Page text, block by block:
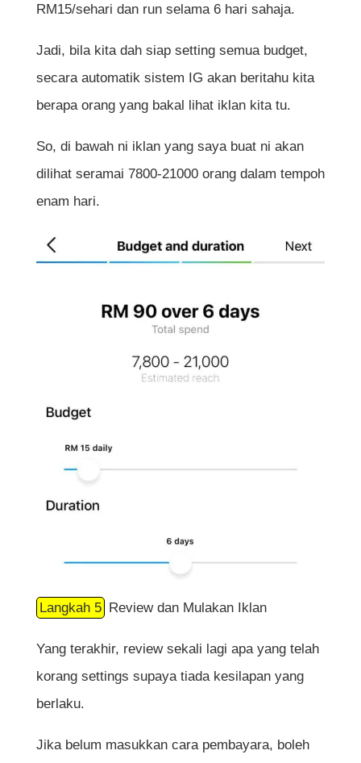
RM15/sehari dan run selama 6 hari sahaja.
Jadi, bila kita dah siap setting semua budget,
secara automatik sistem IG akan beritahu kita
berapa orang yang bakal lihat iklan kita tu.
So, di bawah ni iklan yang saya buat ni akan
dilihat seramai 7800-21000 orang dalam tempoh
enam hari.
Langkah 5 Review dan Mulakan Iklan
Yang terakhir, review sekali lagi apa yang telah
korang settings supaya tiada kesilapan yang
berlaku.
Jika belum masukkan cara pembayara, boleh